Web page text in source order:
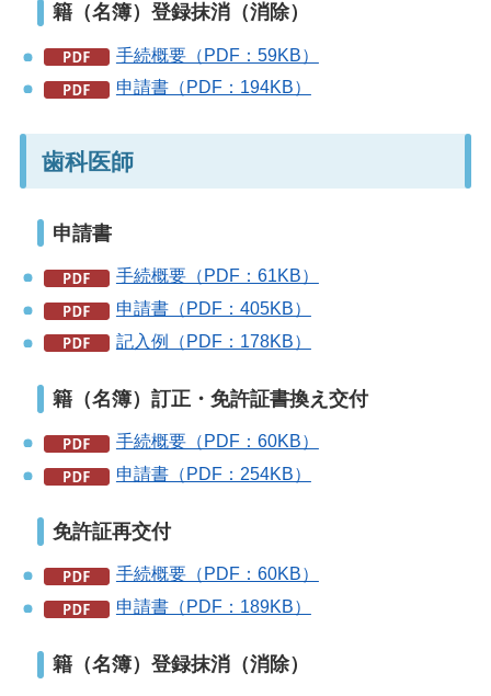
籍（名簿）登録抹消（消除）
手続概要（PDF：59KB）
申請書（PDF：194KB）
歯科医師
申請書
手続概要（PDF：61KB）
申請書（PDF：405KB）
記入例（PDF：178KB）
籍（名簿）訂正・免許証書換え交付
手続概要（PDF：60KB）
申請書（PDF：254KB）
免許証再交付
手続概要（PDF：60KB）
申請書（PDF：189KB）
籍（名簿）登録抹消（消除）